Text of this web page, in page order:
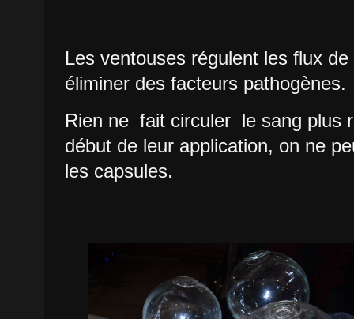
Les ventouses régulent les flux
éliminer des facteurs pathogènes.
Rien ne fait circuler le sang plus
début de leur application, on ne
les capsules.